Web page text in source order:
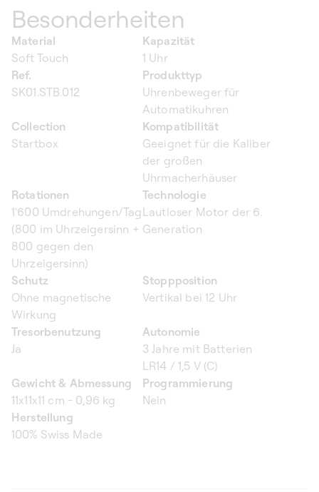
Besonderheiten
Material
Soft Touch
Kapazität
1 Uhr
Ref.
SK01.STB.012
Produkttyp
Uhrenbeweger für
Automatikuhren
Collection
Startbox
Kompatibilität
Geeignet für die Kaliber
der großen
Uhrmacherhäuser
Rotationen
1'600 Umdrehungen/Tag
(800 im Uhrzeigersinn +
800 gegen den
Uhrzeigersinn)
Technologie
Lautloser Motor der 6.
Generation
Schutz
Ohne magnetische
Wirkung
Stoppposition
Vertikal bei 12 Uhr
Tresorbenutzung
Ja
Autonomie
3 Jahre mit Batterien
LR14 / 1,5 V (C)
Gewicht & Abmessung
11x11x11 cm - 0,96 kg
Programmierung
Nein
Herstellung
100% Swiss Made